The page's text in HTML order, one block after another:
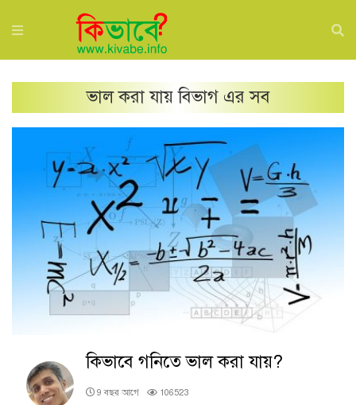
ভাল করা যায়বিভাগ এর সব
কিভাবে গনিতে ভাল করা যায়?
9 বছর আগে
106523